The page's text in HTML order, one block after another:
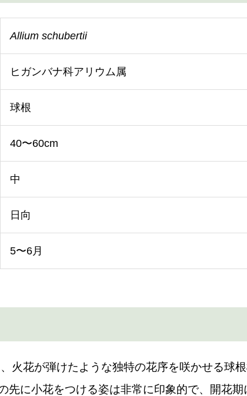
Allium schubertii
ヒガンバナ科アリウム属
球根
40〜60cm
中
日向
5〜6月
火花が弾けたような独特の花序を咲かせる球
先に小花をつける姿は非常に印象的で、開花